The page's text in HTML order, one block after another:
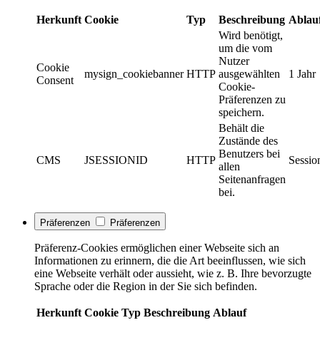
Herkunft Cookie Typ Beschreibung
Cookie
Consent
mysign_cookiebanner HTTP
Wird benötigt,
um die vom
Nutzer
ausgewählten
Cookie-
Präferenzen zu
speichern.
1 Jahr
CMS JSESSIONID HTTP
Behält die
Zustände des
Benutzers bei
allen
Seitenanfragen
bei.
Präferenzen Präferenzen
Präferenz-Cookies ermöglichen einer Webseite sich an
Informationen zu erinnern, die die Art beeinflussen, wie sich
eine Webseite verhält oder aussieht, wie z. B. Ihre bevorzugte
Sprache oder die Region in der Sie sich befinden.
Herkunft Cookie Typ Beschreibung Ablauf